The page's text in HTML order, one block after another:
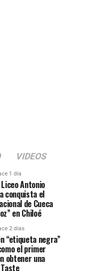
VIDEOS
1 día
Antonio
conquista el
de Cueca
en Chiloé
2 días
“etiqueta negra”
el primer
obtener una